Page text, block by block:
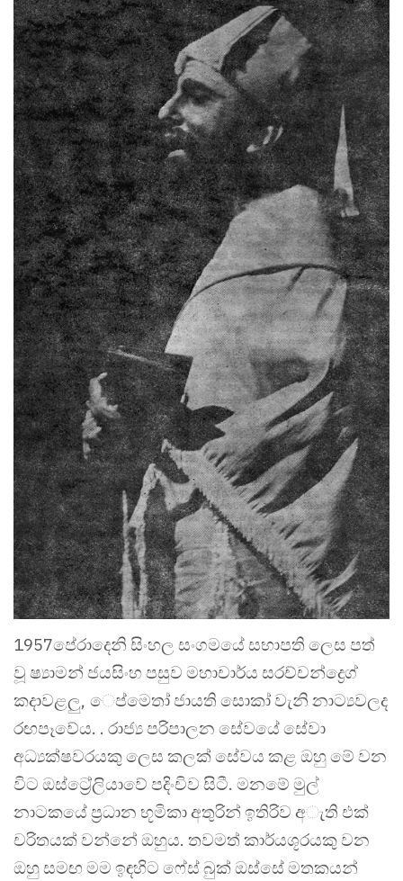
1957පේරාදෙනි සිංහල සංගමයේ සභාපති ලෙස පත්
වූ ෂ්‍යාමන් ජයසිංහ පසුව මහාචාර්ය සරච්චන්ද්‍රෙග්
කදාවළලු, ෙප්මෙතා් ජායති සාෙකා් වැනි නාට්‍යවලද
රඟපෑවේය. . රාජ්‍ය පරිපාලන සේවයේ ‍සේවා
අධ්‍යක්ෂවරයකු ලෙස කලක් සේවය කළ ඔහු මේ වන
විට ඔස්ට්‍රේලියාවේ පදිංචිව සිටී. මනමේ මුල්
නාටකයේ ප්‍රධාන භූමිකා අතුරින් ඉතිරිව අැති එක්
චරිතයක් වන්නේ ඔහුය. තවමත් කාර්යශූරයකු වන
ඔහු සමඟ මම ඉඳහිට ෆේස් බුක් ඔස්සේ මතකයන්